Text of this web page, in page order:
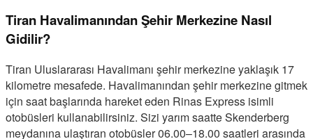
Tiran Havalimanından Şehir Merkezine Nasıl
Gidilir?
Tiran Uluslararası Havalimanı şehir merkezine yaklaşık 17
kilometre mesafede. Havalimanından şehir merkezine gitmek
için saat başlarında hareket eden Rinas Express isimli
otobüsleri kullanabilirsiniz. Sizi yarım saatte Skenderberg
meydanına ulaştıran otobüsler 06.00–18.00 saatleri arasında